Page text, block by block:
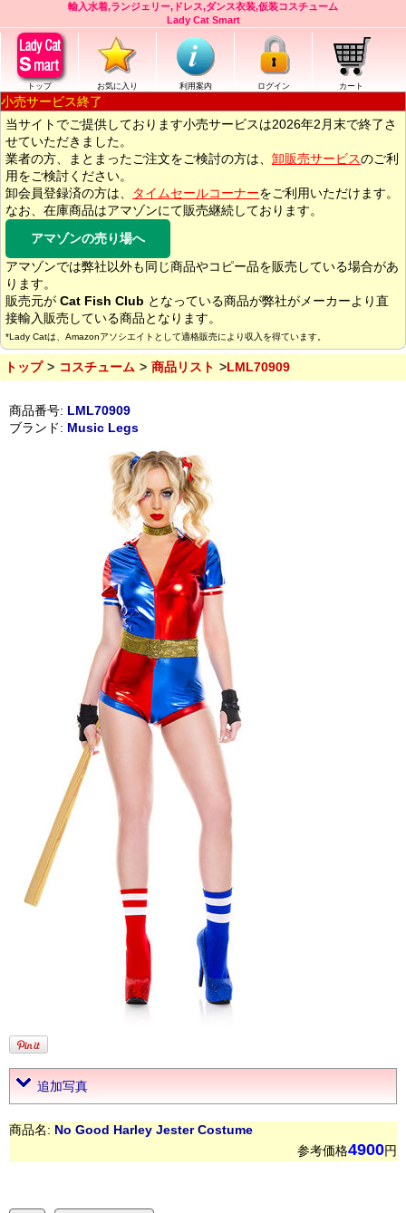
輸入水着,ランジェリー,ドレス,ダンス衣装,仮装コスチューム
Lady Cat Smart
トップ お気に入り 利用案内 ログイン カート
小売サービス終了
当サイトでご提供しております小売サービスは2026年2月末で終了さ
せていただきました。
業者の方、まとまったご注文をご検討の方は、 卸販売サービスのご利
用をご検討ください。
卸会員登録済の方は、
タイムセールコーナーをご利用いただけます。
なお、在庫商品はアマゾンにて販売継続しております。
アマゾンの売り場へ
アマゾンでは弊社以外も同じ商品やコピー品を販売している場合があ
ります。
販売元が Cat Fish Club となっている商品が弊社がメーカーより直
接輸入販売している商品となります。
*Lady Catは、Amazonアソシエイトとして適格販売により収入を得ています。
トップ コスチューム 商品リスト LML70909
商品番号: LML70909
ブランド: Music Legs
追加写真
商品名: No Good Harley Jester Costume
参考価格4900円